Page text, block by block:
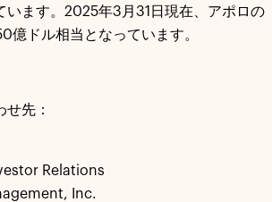
います。2025年3月31日現在、アポロの
億ドル相当となっています。
先：
Relations
Inc.